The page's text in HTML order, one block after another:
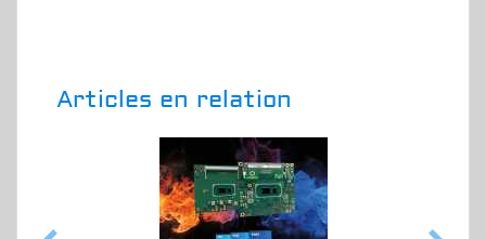
Articles en relation